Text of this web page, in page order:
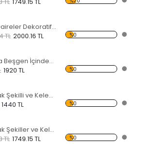
Kesik Daireler Dekoratif Kırılmaz Ayna
TL 2000.16 TL %0
5 Parça Beşgen İçindeki Şekiller Dekoratif Kırılmaz Ayna
1920 TL %0
Yuvarlak Şekilli ve Kelebekli Dekoratif Kırılmaz Ayna
1440 TL %0
Yuvarlak Şekiller ve Kelebekler Dekoratif Kırılmaz Ayna
TL 1749.15 TL %0